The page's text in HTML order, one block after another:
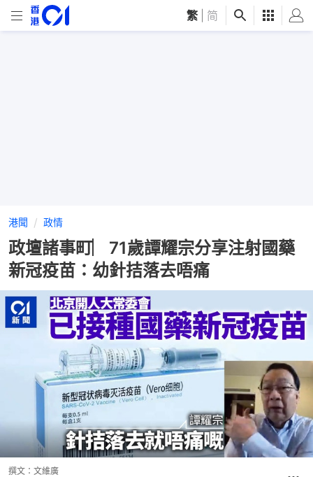
繁 简
港聞 政情
政壇諸事町︳71歲譚耀宗分享注射國藥
新冠疫苗：幼針拮落去唔痛
撰文： 文維廣